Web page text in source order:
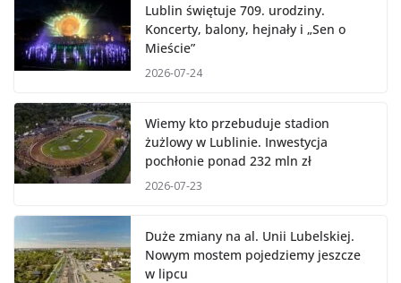
Lublin świętuje 709. urodziny.
Koncerty, balony, hejnały i „Sen o
Mieście”
2026-07-24
Wiemy kto przebuduje stadion
żużlowy w Lublinie. Inwestycja
pochłonie ponad 232 mln zł
2026-07-23
Duże zmiany na al. Unii Lubelskiej.
Nowym mostem pojedziemy jeszcze
w lipcu